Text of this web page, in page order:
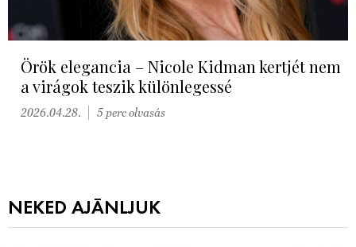
Örök elegancia – Nicole Kidman kertjét nem
a virágok teszik különlegessé
2026.04.28. 5 perc olvasás
NEKED AJÁNLJUK